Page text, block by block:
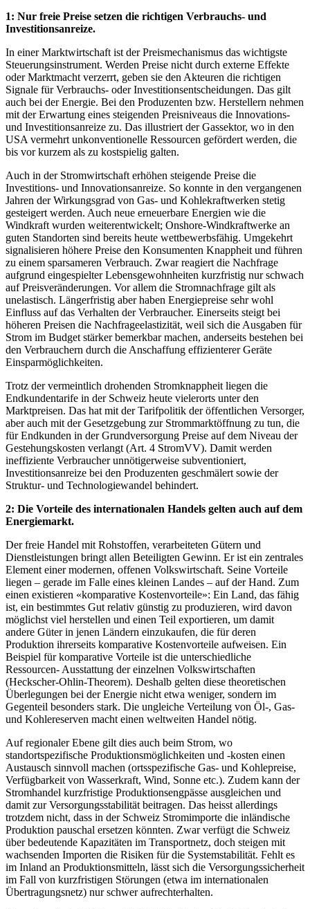
1: Nur freie Preise setzen die richtigen Verbrauchs- und
Investitionsanreize.
In einer Marktwirtschaft ist der Preismechanismus das wichtigste
Steuerungsinstrument. Werden Preise nicht durch externe Effekte
oder Marktmacht verzerrt, geben sie den Akteuren die richtigen
Signale für Verbrauchs- oder Investitionsentscheidungen. Das gilt
auch bei der Energie. Bei den Produzenten bzw. Herstellern nehmen
mit der Erwartung eines steigenden Preisniveaus die Innovations-
und Investitionsanreize zu. Das illustriert der Gassektor, wo in den
USA vermehrt unkonventionelle Ressourcen gefördert werden, die
bis vor kurzem als zu kostspielig galten.
Auch in der Stromwirtschaft erhöhen steigende Preise die
Investitions- und Innovationsanreize. So konnte in den vergangenen
Jahren der Wirkungsgrad von Gas- und Kohlekraftwerken stetig
gesteigert werden. Auch neue erneuerbare Energien wie die
Windkraft wurden weiterentwickelt; Onshore-Windkraftwerke an
guten Standorten sind bereits heute wettbewerbsfähig. Umgekehrt
signalisieren höhere Preise den Konsumenten Knappheit und führen
zu einem sparsameren Verbrauch. Zwar reagiert die Nachfrage
aufgrund eingespielter Lebensgewohnheiten kurzfristig nur schwach
auf Preisveränderungen. Vor allem die Stromnachfrage gilt als
unelastisch. Längerfristig aber haben Energiepreise sehr wohl
Einfluss auf das Verhalten der Verbraucher. Einerseits steigt bei
höheren Preisen die Nachfrageelastizität, weil sich die Ausgaben für
Strom im Budget stärker bemerkbar machen, anderseits bestehen bei
den Verbrauchern durch die Anschaffung effizienterer Geräte
Einsparmöglichkeiten.
Trotz der vermeintlich drohenden Stromknappheit liegen die
Endkundentarife in der Schweiz heute vielerorts unter den
Marktpreisen. Das hat mit der Tarifpolitik der öffentlichen Versorger,
aber auch mit der Gesetzgebung zur Strommarktöffnung zu tun, die
für Endkunden in der Grundversorgung Preise auf dem Niveau der
Gestehungskosten verlangt (Art. 4 StromVV). Damit werden
ineffiziente Verbraucher unnötigerweise subventioniert,
Investitionsanreize bei den Produzenten geschmälert sowie der
Struktur- und Technologiewandel behindert.
2: Die Vorteile des internationalen Handels gelten auch auf dem
Energiemarkt.
Der freie Handel mit Rohstoffen, verarbeiteten Gütern und
Dienstleistungen bringt allen Beteiligten Gewinn. Er ist ein zentrales
Element einer modernen, offenen Volkswirtschaft. Seine Vorteile
liegen – gerade im Falle eines kleinen Landes – auf der Hand. Zum
einen existieren «komparative Kostenvorteile»: Ein Land, das fähig
ist, ein bestimmtes Gut relativ günstig zu produzieren, wird davon
möglichst viel herstellen und einen Teil exportieren, um damit
andere Güter in jenen Ländern einzukaufen, die für deren
Produktion ihrerseits komparative Kostenvorteile aufweisen. Ein
Beispiel für komparative Vorteile ist die unterschiedliche
Ressourcen- Ausstattung der einzelnen Volkswirtschaften
(Heckscher-Ohlin-Theorem). Deshalb gelten diese theoretischen
Überlegungen bei der Energie nicht etwa weniger, sondern im
Gegenteil besonders stark. Die ungleiche Verteilung von Öl-, Gas-
und Kohlereserven macht einen weltweiten Handel nötig.
Auf regionaler Ebene gilt dies auch beim Strom, wo
standortspezifische Produktionsmöglichkeiten und -kosten einen
Austausch sinnvoll machen (ortsspezifische Gas- und Kohlepreise,
Verfügbarkeit von Wasserkraft, Wind, Sonne etc.). Zudem kann der
Stromhandel kurzfristige Produktionsengpässe ausgleichen und
damit zur Versorgungsstabilität beitragen. Das heisst allerdings
trotzdem nicht, dass in der Schweiz Stromimporte die inländische
Produktion pauschal ersetzen könnten. Zwar verfügt die Schweiz
über bedeutende Kapazitäten im Transportnetz, doch steigen mit
wachsenden Importen die Risiken für die Systemstabilität. Fehlt es
im Inland an Produktionsmitteln, lässt sich die Versorgungssicherheit
im Fall von kurzfristigen Störungen (etwa im internationalen
Übertragungsnetz) nur schwer aufrechterhalten.